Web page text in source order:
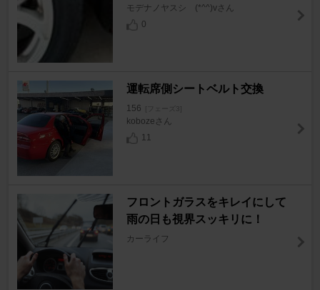
モデナノヤスシ (*^^)vさん
0
運転席側シートベルト交換
156 [フェーズ3]
kobozeさん
11
フロントガラスをキレイにして
雨の日も視界スッキリに！
カーライフ